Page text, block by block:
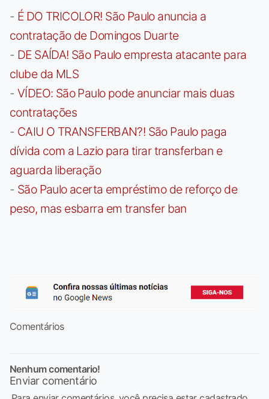
- É DO TRICOLOR! São Paulo anuncia a
contratação de Domingos Duarte
- DE SAÍDA! São Paulo empresta atacante para
clube da MLS
- VÍDEO: São Paulo pode anunciar mais duas
contratações
- CAIU O TRANSFERBAN?! São Paulo paga
dívida com a Lazio para tirar transferban e
aguarda liberação
- São Paulo acerta empréstimo de reforço de
peso, mas esbarra em transfer ban
Comentários
Nenhum comentario!
Enviar comentário